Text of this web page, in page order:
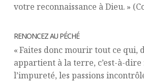
votre reconnaissance à Dieu. »
RENONCEZ AU PÉCHÉ
« Faites donc mourir tout ce qui,
appartient à la terre, c’est-à-dire
l’impureté, les passions